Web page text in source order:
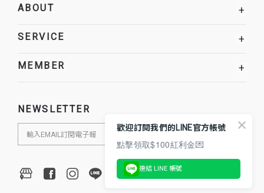
ABOUT +
SERVICE +
MEMBER +
NEWSLETTER
歡迎訂閱我們的LINE官方帳號
點擊領取$100紅利金💌
連結 LINE 帳號